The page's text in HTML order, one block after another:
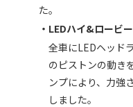
た。
・LEDハイ&ロービ
全車にLEDヘッド
のピストンの動き
ンプにより、力強
しました。